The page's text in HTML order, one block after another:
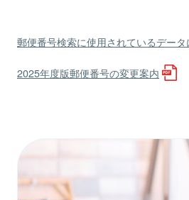
郵便番号検索に使用されているデータ
2025年度版郵便番号の変更案内